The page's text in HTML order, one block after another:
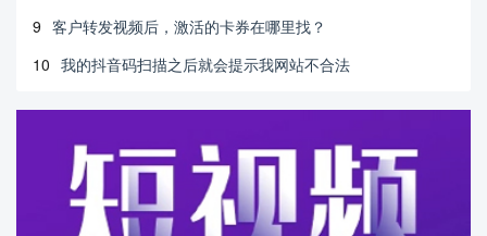
9 客户转发视频后，激活的卡券在哪里找？
10 我的抖音码扫描之后就会提示我网站不合法